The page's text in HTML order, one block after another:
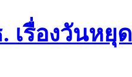
เรื่องวันหยุ